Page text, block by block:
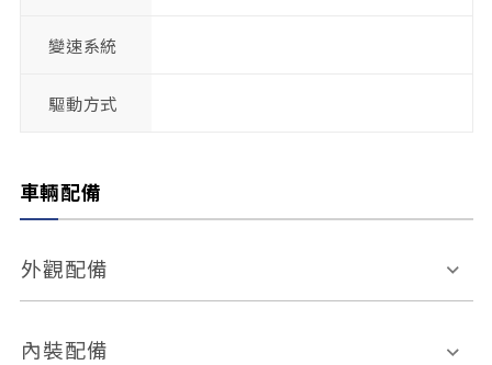
變速系統
驅動方式
車輛配備
外觀配備
電動天窗
內裝配備